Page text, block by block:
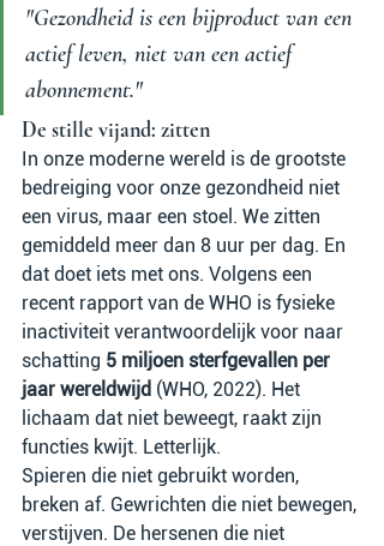
"Gezondheid is een bijproduct van een
actief leven, niet van een actief
abonnement."
De stille vijand: zitten
In onze moderne wereld is de grootste
bedreiging voor onze gezondheid niet
een virus, maar een stoel. We zitten
gemiddeld meer dan 8 uur per dag. En
dat doet iets met ons. Volgens een
recent rapport van de WHO is fysieke
inactiviteit verantwoordelijk voor naar
schatting 5 miljoen sterfgevallen per
jaar wereldwijd (WHO, 2022). Het
lichaam dat niet beweegt, raakt zijn
functies kwijt. Letterlijk.
Spieren die niet gebruikt worden,
breken af. Gewrichten die niet bewegen,
verstijven. De hersenen die niet